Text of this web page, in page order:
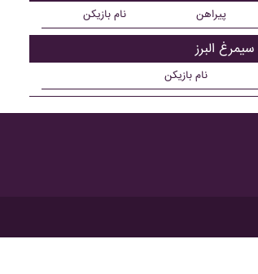
نام بازیکن پیراهن
البرز
نام بازیکن